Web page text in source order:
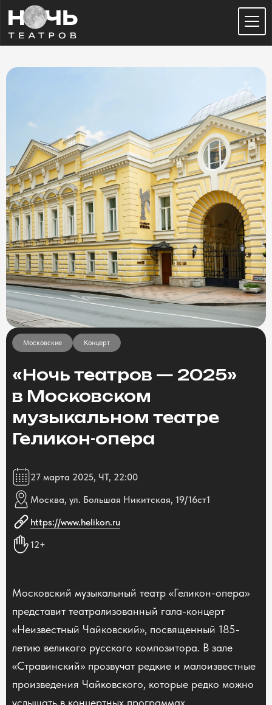
Московские Концерт
«Ночь театров — 2025»
в Московском
музыкальном театре
Геликон-опера
27 марта 2025, ЧТ, 22:00
Москва, ул. Большая Никитская, 19/16ст1
https://www.helikon.ru
12+
Московский музыкальный театр «Геликон-опера»
представит театрализованный гала-концерт
«Неизвестный Чайковский», посвященный 185-
летию великого русского композитора. В зале
«Стравинский» прозвучат редкие и малоизвестные
произведения Чайковского, которые редко можно